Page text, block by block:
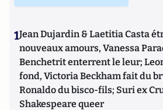
1Jean Dujardin & Laetitia Casta
nouveaux amours, Vanessa
Benchetrit enterrent le leur;
fond, Victoria Beckham fait du
Ronaldo du bisco-fils; Suri ex
Shakespeare queer